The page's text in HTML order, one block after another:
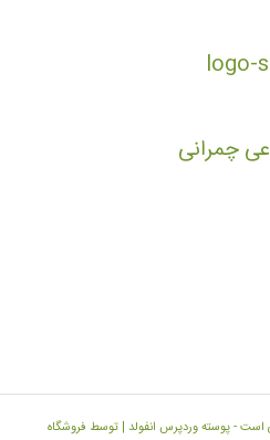
چمرانی
است -پوسته وردپرس انفولد | توسط فروشگاه